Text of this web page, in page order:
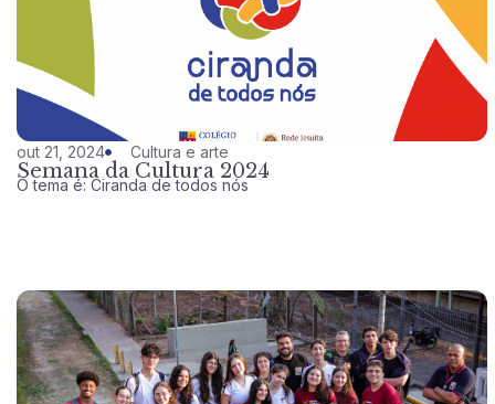
out 21, 2024 Cultura e arte
Semana da Cultura 2024
O tema é: Ciranda de todos nós